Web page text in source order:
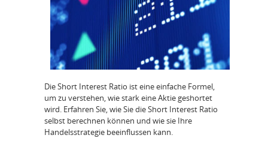
Die Short Interest Ratio ist eine einfache Formel,
um zu verstehen, wie stark eine Aktie geshortet
wird. Erfahren Sie, wie Sie die Short Interest Ratio
selbst berechnen können und wie sie Ihre
Handelsstrategie beeinflussen kann.